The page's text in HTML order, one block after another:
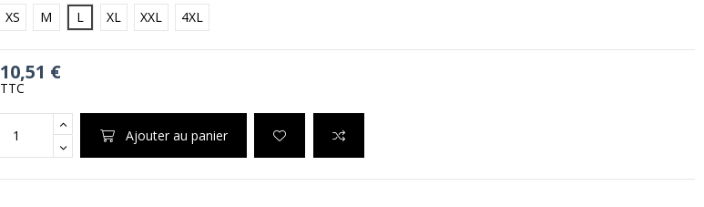
XS
M L XL XXL 4XL
10,51 €
TTC
Ajouter au panier